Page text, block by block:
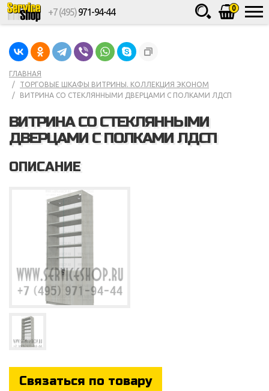
0
+7 (495)971-94-44
ГЛАВНАЯ
ТОРГОВЫЕ ШКАФЫ ВИТРИНЫ. КОЛЛЕКЦИЯ ЭКОНОМ
ВИТРИНА СО СТЕКЛЯННЫМИ ДВЕРЦАМИ С ПОЛКАМИ ЛДСП
ВИТРИНА СО СТЕКЛЯННЫМИ
ДВЕРЦАМИ С ПОЛКАМИ ЛДСП
ОПИСАНИЕ
Связаться по товару